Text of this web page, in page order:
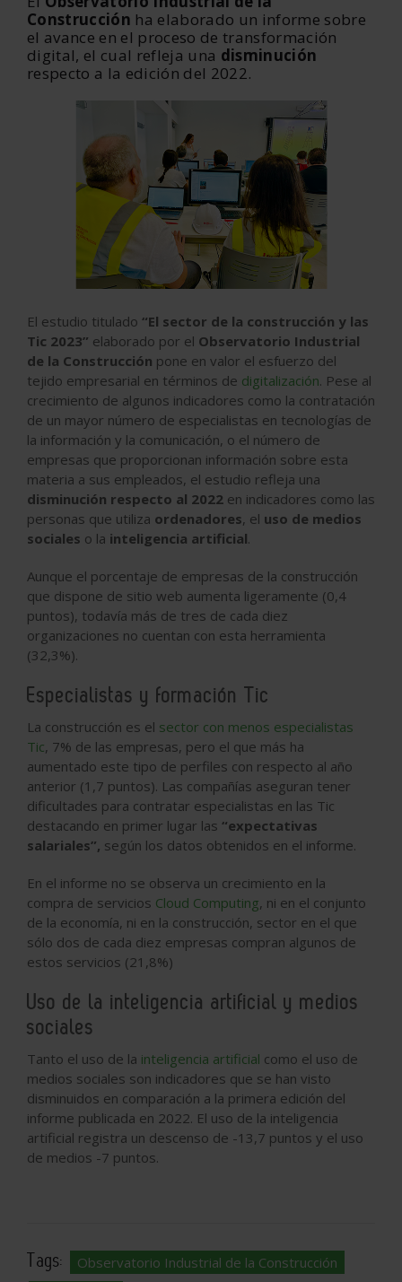
Construcción ha elaborado un informe sobre
el avance en el proceso de transformación
digital, el cual refleja una disminución
respecto a la edición del 2022.
El estudio titulado “El sector de la construcción y las
Tic 2023” elaborado por el Observatorio Industrial
de la Construcción pone en valor el esfuerzo del
tejido empresarial en términos de digitalización. Pese al
crecimiento de algunos indicadores como la contratación
de un mayor número de especialistas en tecnologías de
la información y la comunicación, o el número de
empresas que proporcionan información sobre esta
materia a sus empleados, el estudio refleja una
disminución respecto al 2022 en indicadores como las
personas que utiliza ordenadores, el uso de medios
sociales o la inteligencia artificial.
Aunque el porcentaje de empresas de la construcción
que dispone de sitio web aumenta ligeramente (0,4
puntos), todavía más de tres de cada diez
organizaciones no cuentan con esta herramienta
(32,3%).
Especialistas y formación Tic
La construcción es el sector con menos especialistas
Tic, 7% de las empresas, pero el que más ha
aumentado este tipo de perfiles con respecto al año
anterior (1,7 puntos). Las compañías aseguran tener
dificultades para contratar especialistas en las Tic
destacando en primer lugar las “expectativas
salariales”, según los datos obtenidos en el informe.
En el informe no se observa un crecimiento en la
compra de servicios Cloud Computing, ni en el conjunto
de la economía, ni en la construcción, sector en el que
sólo dos de cada diez empresas compran algunos de
estos servicios (21,8%)
Uso de la inteligencia artificial y medios
sociales
Tanto el uso de la inteligencia artificial como el uso de
medios sociales son indicadores que se han visto
disminuidos en comparación a la primera edición del
informe publicada en 2022. El uso de la inteligencia
artificial registra un descenso de -13,7 puntos y el uso
de medios -7 puntos.
Tags:
Observatorio Industrial de la Construcción